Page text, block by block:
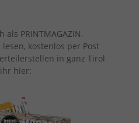
PRINTMAGAZIN.
kostenlos per Post
in ganz Tirol
hier: